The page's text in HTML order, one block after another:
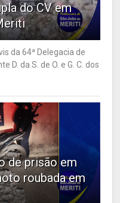
do CV em
da 64ª Delegacia de
D. da S. de O. e G. C. dos
de prisão em
roubada em